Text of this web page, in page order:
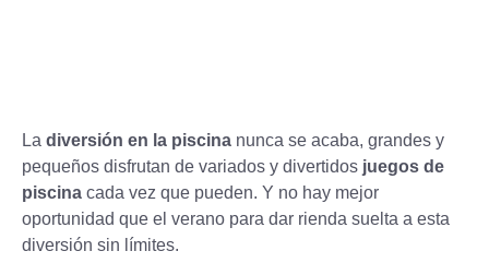
La diversión en la piscina nunca se acaba, grandes y
pequeños disfrutan de variados y divertidos juegos de
piscina cada vez que pueden. Y no hay mejor
oportunidad que el verano para dar rienda suelta a esta
diversión sin límites.